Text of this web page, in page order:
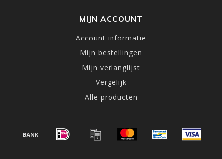
MIJN ACCOUNT
Account informatie
Mijn bestellingen
Mijn verlanglijst
Vergelijk
Alle producten